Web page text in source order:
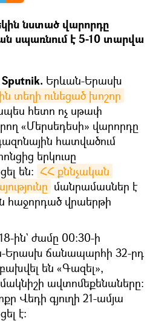
նստած վարորդը
սպառնում է 5-10 տարվա
Երևան-Երասխ
ին տեղի ունեցած խոշոր
հետո ոչ սթափ
«Մերսեդեսի» վարորդը
հատվածում
երկուսը
են։ ՀՀ քննչական
մանրամասներ է
հաջորդած վրաերթի
ին` ժամը 00:30-ի
Երասխ ճանապարհի 32-րդ
են «Գազել»,
ավտոմեքենաները։
Վեդի գյուղի 21-ամյա
է: